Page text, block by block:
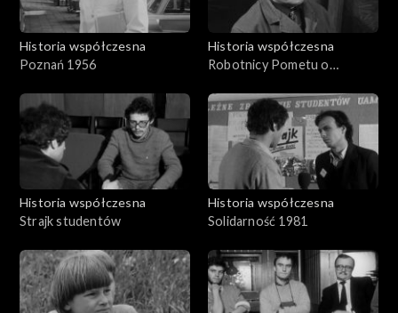
Historia współczesna
Poznań 1956
Historia współczesna
Robotnicy Pometu o
Historia współczesna
Strajk studentów
Historia współczesna
Solidarność 1981